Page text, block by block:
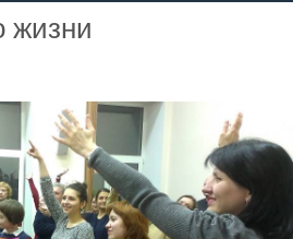
жизни